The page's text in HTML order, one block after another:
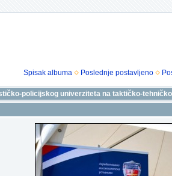
Spisak albuma
Poslednje postavljeno
policijskog univerziteta na taktičko-